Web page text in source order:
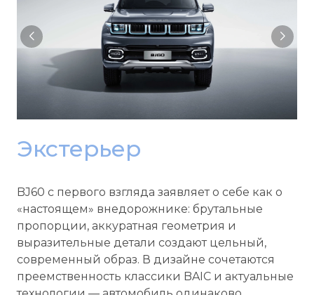
Экстерьер
BJ60 с первого взгляда заявляет о себе как о
«настоящем» внедорожнике: брутальные
пропорции, аккуратная геометрия и
выразительные детали создают цельный,
современный образ. В дизайне сочетаются
преемственность классики BAIC и актуальные